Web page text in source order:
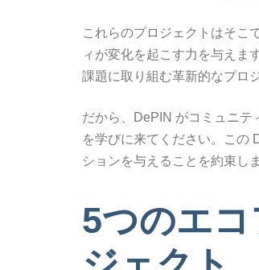
これらのプロジェクトはそこ
ィが変化を起こす力を与えま
課題に取り組む革新的なプロ
だから、DePIN がコミュニ
を学びに来てください。この
ションを与えることを約束しま
5つのエ